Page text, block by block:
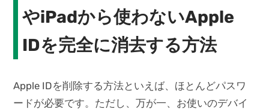
やiPadから使わないApple
IDを完全に消去する方法
Apple IDを削除する方法といえば、ほとんどパスワ
ードが必要です。ただし、万が一、お使いのデバイ